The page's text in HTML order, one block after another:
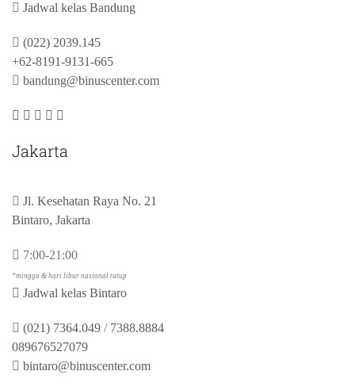
Jadwal kelas Bandung
(022) 2039.145
+62-8191-9131-665
bandung@binuscenter.com
Jakarta
Jl. Kesehatan Raya No. 21
Bintaro, Jakarta
7:00-21:00
*minggu & hari libur nasional tutup
Jadwal kelas Bintaro
(021) 7364.049 / 7388.8884
089676527079
bintaro@binuscenter.com